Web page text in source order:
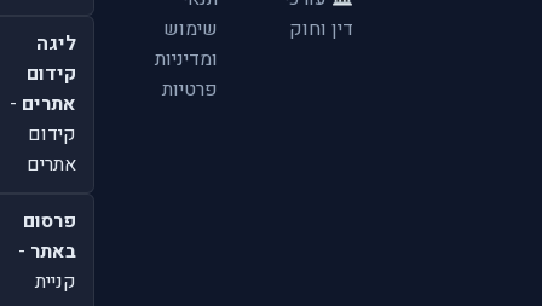
דין וחוק
שימוש
ומדיניות
פרטיות
ליגה
קידום
אתרים-
קידום
אתרים
פרסום
באתר-
קניית